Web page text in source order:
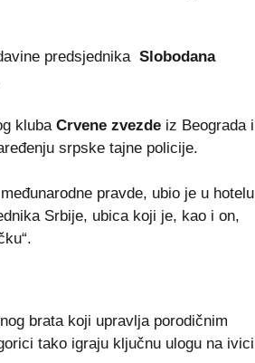
predsjednika Slobodana
kluba Crvene zvezde iz Beograda i
srpske tajne policije.
pravde, ubio je u hotelu
Srbije, ubica koji je, kao i on,
brata koji upravlja porodičnim
tako igraju ključnu ulogu na ivici